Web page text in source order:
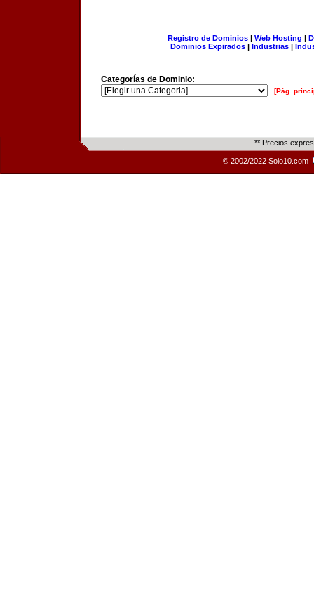
Registro de Dominios| Web Hosting |
Dominios Expirados | Industrias |
Categorías de Dominio:
[Pág.
** Precios
© 2002/2022 Solo10.com